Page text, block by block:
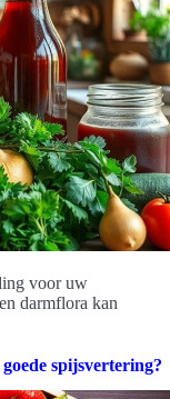
voor uw
darmflora kan
spijsvertering?